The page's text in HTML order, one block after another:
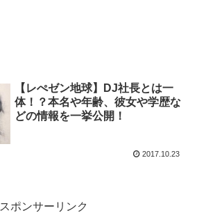
【レぺゼン地球】DJ社長とは一
体！？本名や年齢、彼女や学歴な
どの情報を一挙公開！
2017.10.23
スポンサーリンク